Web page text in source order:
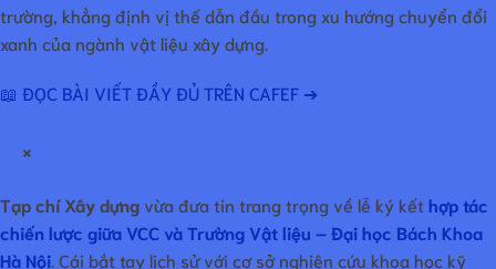
trường, khẳng định vị thế dẫn đầu trong xu hướng chuyển đổi
xanh của ngành vật liệu xây dựng.
📖 ĐỌC BÀI VIẾT ĐẦY ĐỦ TRÊN CAFEF ➔
×
Tạp chí Xây dựngvừa đưa tin trang trọng về lễ ký kếthợp tác
chiến lược giữa VCC và Trường Vật liệu – Đại học Bách Khoa
Hà Nội . Cái bắt tay lịch sử với cơ sở nghiên cứu khoa học kỹ